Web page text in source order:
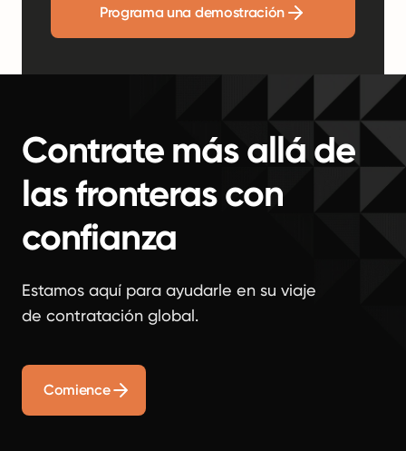
Programa una demostración
Contrate más allá de
las fronteras con
confianza
Estamos aquí para ayudarle en su viaje
de contratación global.
Comience